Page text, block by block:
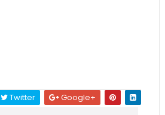
Twitter Google+